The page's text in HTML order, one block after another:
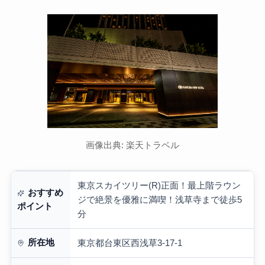
画像出典: 楽天トラベル
おすすめ
ポイント
東京スカイツリー(R)正面！最上階ラウン
ジで絶景を優雅に満喫！浅草寺まで徒歩5
分
所在地 東京都台東区西浅草3-17-1